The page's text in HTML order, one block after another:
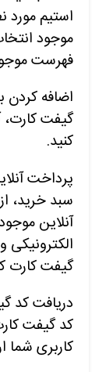
استیم مورد
موجود
فهرست
اضافه
گیفت کارت،
کنید.
پرداخت
سبد خرید،
آنلاین
الکترونیکی
گیفت کارت
دریافت کد
کد گیفت
کاربری شما